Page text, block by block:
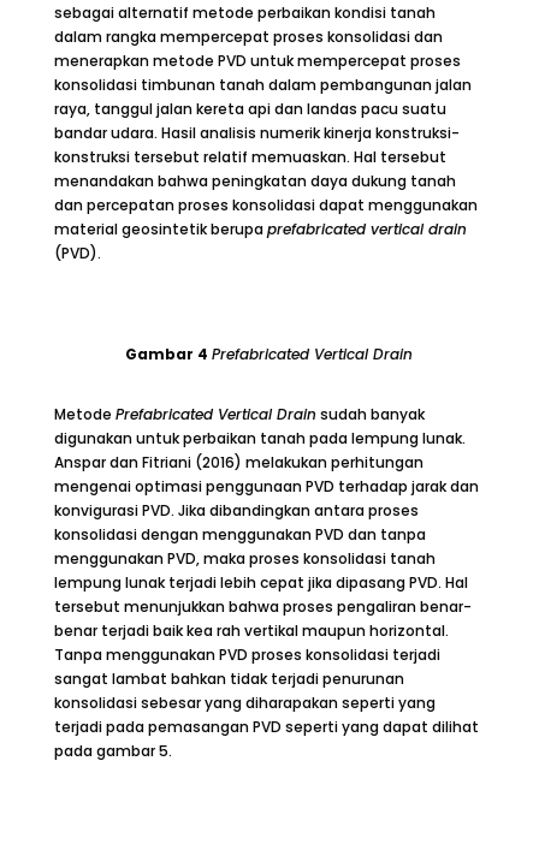
sebagai alternatif metode perbaikan kondisi tanah
dalam rangka mempercepat proses konsolidasi dan
menerapkan metode PVD untuk mempercepat proses
konsolidasi timbunan tanah dalam pembangunan jalan
raya, tanggul jalan kereta api dan landas pacu suatu
bandar udara. Hasil analisis numerik kinerja konstruksi-
konstruksi tersebut relatif memuaskan. Hal tersebut
menandakan bahwa peningkatan daya dukung tanah
dan percepatan proses konsolidasi dapat menggunakan
material geosintetik berupaprefabricated vertical drain
(PVD).
Gambar 4 Prefabricated Vertical Drain
Metode Prefabricated Vertical Drain sudah banyak
digunakan untuk perbaikan tanah pada lempung lunak.
Anspar dan Fitriani (2016) melakukan perhitungan
mengenai optimasi penggunaan PVD terhadap jarak dan
konvigurasi PVD. Jika dibandingkan antara proses
konsolidasi dengan menggunakan PVD dan tanpa
menggunakan PVD, maka proses konsolidasi tanah
lempung lunak terjadi lebih cepat jika dipasang PVD. Hal
tersebut menunjukkan bahwa proses pengaliran benar-
benar terjadi baik kea rah vertikal maupun horizontal.
Tanpa menggunakan PVD proses konsolidasi terjadi
sangat lambat bahkan tidak terjadi penurunan
konsolidasi sebesar yang diharapakan seperti yang
terjadi pada pemasangan PVD seperti yang dapat dilihat
pada gambar 5.